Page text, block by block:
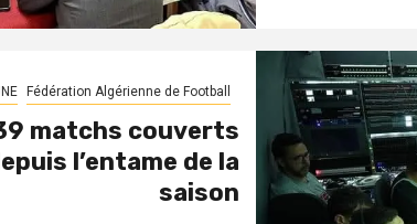
Fédération Algérienne de Football
matchs couverts
l’entame de la
saison